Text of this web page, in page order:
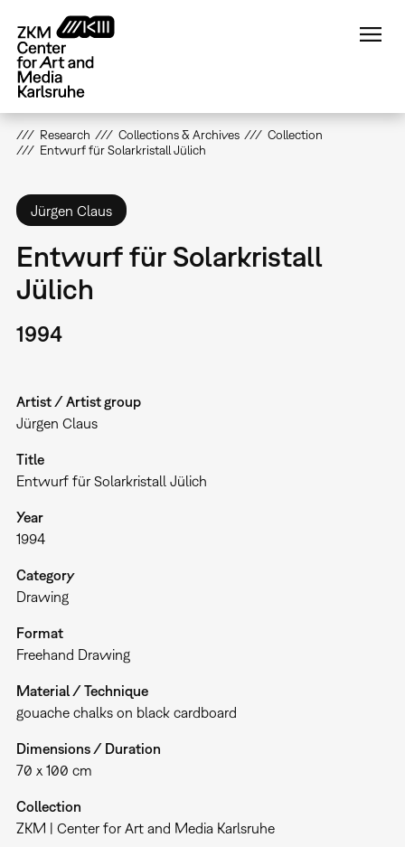
main
content
Research Collections & Archives
Collection
Entwurf für Solarkristall Jülich
Jürgen Claus
Entwurf für Solarkristall
Jülich
1994
Artist / Artist group
Jürgen Claus
Title
Entwurf für Solarkristall Jülich
Year
1994
Category
Drawing
Format
Freehand Drawing
Material / Technique
gouache chalks on black cardboard
Dimensions / Duration
70 x 100 cm
Collection
ZKM | Center for Art and Media Karlsruhe